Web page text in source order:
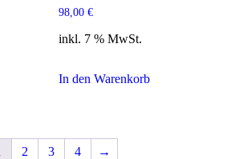
98,00 €
inkl. 7 % MwSt.
In den Warenkorb
2 3 4 →